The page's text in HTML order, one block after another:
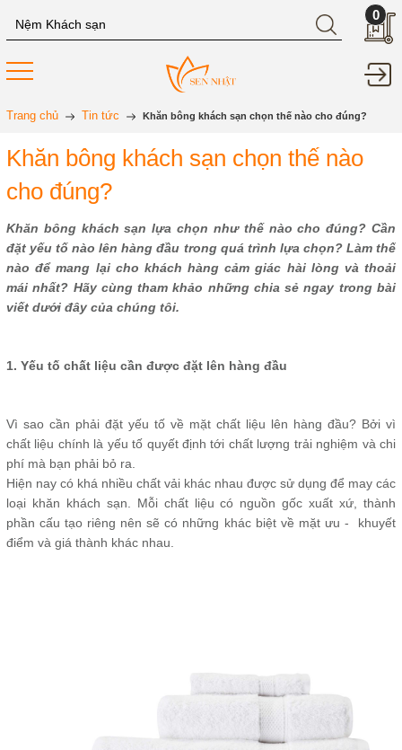
0
Trang chủ Tin tức Khăn bông khách sạn chọn thế nào cho đúng?
Khăn bông khách sạn chọn thế nào
cho đúng?
Khăn bông khách sạn lựa chọn như thế nào cho đúng? Cần
đặt yếu tố nào lên hàng đầu trong quá trình lựa chọn? Làm thế
nào để mang lại cho khách hàng cảm giác hài lòng và thoải
mái nhất? Hãy cùng tham khảo những chia sẻ ngay trong bài
viết dưới đây của chúng tôi.
1. Yếu tố chất liệu cần được đặt lên hàng đầu
Vì sao cần phải đặt yếu tố về mặt chất liệu lên hàng đầu? Bởi vì
chất liệu chính là yếu tố quyết định tới chất lượng trải nghiệm và chi
phí mà bạn phải bỏ ra.
Hiện nay có khá nhiều chất vải khác nhau được sử dụng để may các
loại khăn khách sạn. Mỗi chất liệu có nguồn gốc xuất xứ, thành
phần cấu tạo riêng nên sẽ có những khác biệt về mặt ưu - khuyết
điểm và giá thành khác nhau.